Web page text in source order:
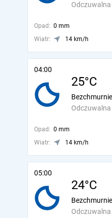
Odczuwalna
Opad: 0 mm
Wiatr:
14 km/h
04:00
25°C
Odczuwalna
Opad: 0 mm
Wiatr:
14 km/h
05:00
24°C
Odczuwalna